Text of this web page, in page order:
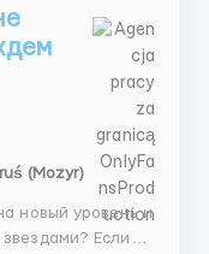
(Mozyr)
новый уровень и
Если